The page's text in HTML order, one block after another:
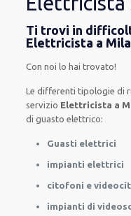
Ti trovi in
Elettricista a
Con noi lo hai trovato!
Ledifferenti tipologie di
servizio Elettricista a
di guasto elettrico:
Guasti elettrici
impianti elettrici
citofoni e
impianti di